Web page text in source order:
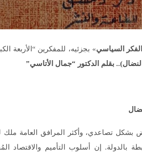
السياسي» بجزئيه، للمفكرين “الأربعة
)
.. بقلم الدكتور “جمال الأتاسي”
تصاعدي، وأكثر المرافق العامة ملك
بالدولة. إن أسلوب التأميم والاقتصاد